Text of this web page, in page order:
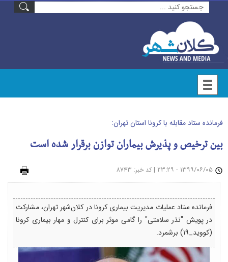
فرمانده ستاد مقابله با کرونا استان تهران:
بین ترخیص و پذیرش بیماران توازن برقرار شده است
| کد خبر: ۸۷۴۳
فرمانده ستاد عملیات مدیریت بیماری کرونا در کلان‌شهر تهران، مشارکت
در پویش "نذر سلامتی" را گامی موثر برای کنترل و مهار بیماری کرونا
(کووید_۱۹) برشمرد.